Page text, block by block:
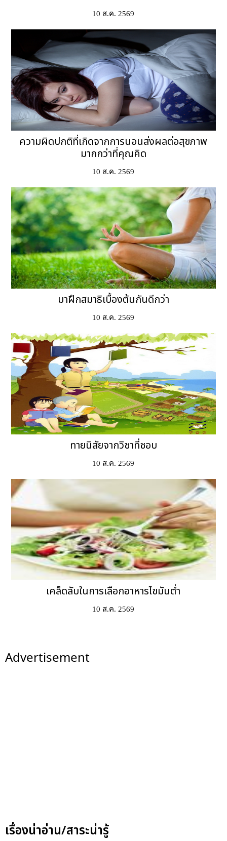
10 ส.ค. 2569
ความผิดปกติที่เกิดจากการนอนส่งผลต่อสุขภาพ
มากกว่าที่คุณคิด
10 ส.ค. 2569
มาฝึกสมาธิเบื้องต้นกันดีกว่า
10 ส.ค. 2569
ทายนิสัยจากวิชาที่ชอบ
10 ส.ค. 2569
เคล็ดลับในการเลือกอาหารไขมันต่ำ
10 ส.ค. 2569
Advertisement
เรื่องน่าอ่าน/สาระน่ารู้